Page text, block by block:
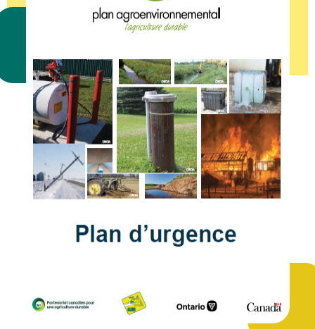
Atelier de (PAE) plan
agroenvironnemental (Jour 2)
To be determined, Mount
Forest, Ontario
10:30am - 03:30pm ● Comté : Wellington ●
Mount Forest Ontario
14
PAE virtuel (Deux Sessions)
(Jour 1)
EN LIGNE, TÉLÉCOMMANDE
PAE virtuel (Deux Sessions)